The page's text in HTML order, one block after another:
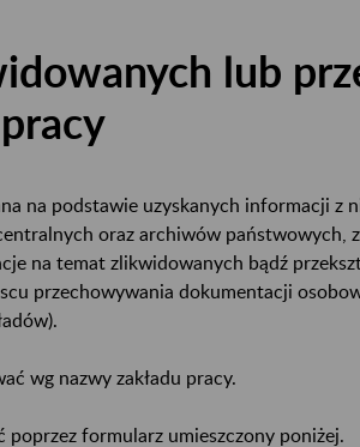
lub
na podstawie uzyskanych informacji z
oraz archiwów państwowych,
na temat zlikwidowanych bądź
przechowywania dokumentacji
wg nazwy zakładu pracy.
poprzez formularz umieszczony poniżej.